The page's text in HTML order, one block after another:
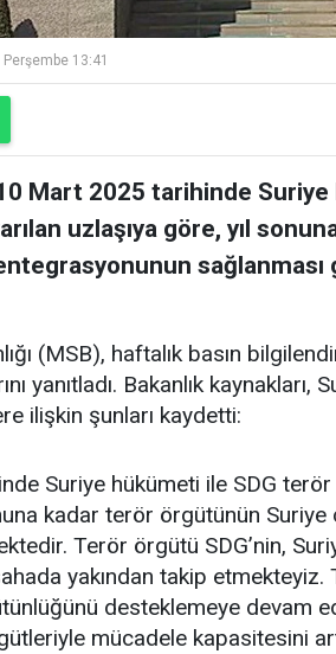
13:41
Mart 2025 tarihinde
uzlaşıya göre, yıl
(MSB), haftalık basın
yanıtladı. Bakanlık kaynakları,
ilişkin şunları kaydetti:
Suriye hükümeti ile SDG terör
kadar terör örgütünün
Terör örgütü SDG’nin,
yakından takip etmekteyiz.
desteklemeye devam
mücadele kapasitesini